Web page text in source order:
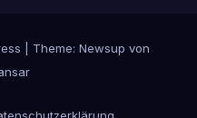
Theme: Newsup von